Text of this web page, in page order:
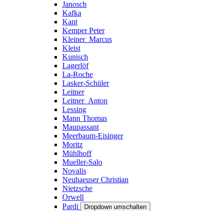
Janosch
Kafka
Kant
Kemper Peter
Kleiner_Marcus
Kleist
Kunisch
Lagerlöf
La-Roche
Lasker-Schüler
Leitner
Leitner_Anton
Lessing
Mann Thomas
Maupassant
Meerbaum-Eisinger
Moritz
Mühlhoff
Mueller-Salo
Novalis
Neuhaeuser Christian
Nietzsche
Orwell
Pardi
Dropdown umschalten